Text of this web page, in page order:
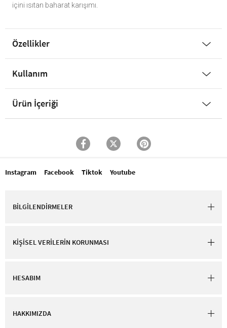
içini ısıtan baharat karışımı.
Özellikler
Kullanım
Ürün İçeriği
Instagram Facebook Tiktok Youtube
BİLGİLENDİRMELER
KİŞİSEL VERİLERİN KORUNMASI
HESABIM
HAKKIMIZDA